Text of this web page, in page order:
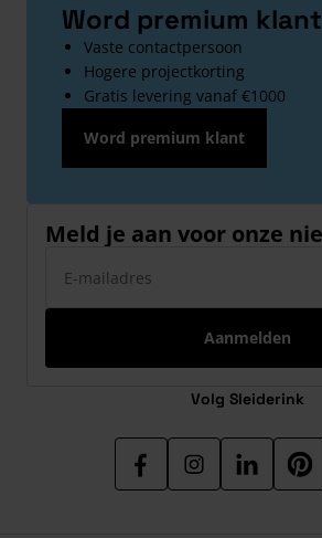
Word premium klant
Vaste contactpersoon
Hogere projectkorting
Gratis levering vanaf €1000
Word premium klant
Meld je aan voor onze
Aanmelden
Volg Sleiderink